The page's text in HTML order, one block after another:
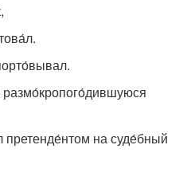
на суде́бный